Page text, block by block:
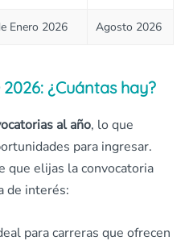
Enero 2026 Agosto 2026
¿Cuántas hay?
al año, lo que
para ingresar.
que elijas la convocatoria
de interés:
para carreras que ofrecen